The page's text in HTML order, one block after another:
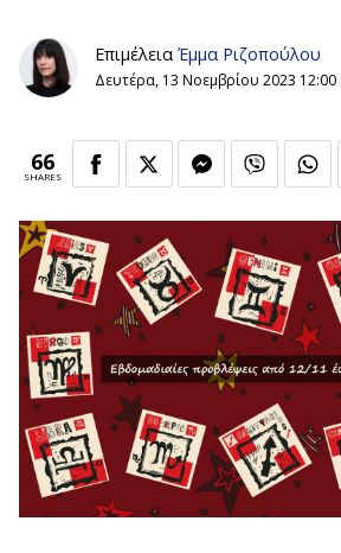
Επιμέλεια Έμμα Ριζοπούλου
Δευτέρα, 13 Νοεμβρίου 2023 12:00
66
SHARES